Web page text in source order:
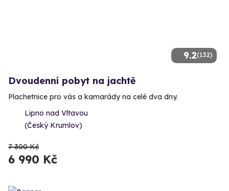
9.2(132)
Dvoudenní pobyt na jachtě
Plachetnice pro vás a kamarády na celé dva dny.
Lipno nad Vltavou
(Český Krumlov)
7 300 Kč
6 990 Kč